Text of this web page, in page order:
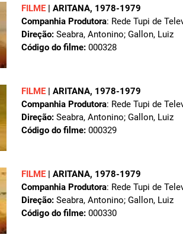
FILME | ARITANA, 1978-1979
Companhia Produtora: Rede Tupi de
Direção: Seabra, Antonino; Gallon, Luiz
Código do filme: 000328
FILME | ARITANA, 1978-1979
Companhia Produtora: Rede Tupi de
Direção: Seabra, Antonino; Gallon, Luiz
Código do filme: 000329
FILME | ARITANA, 1978-1979
Companhia Produtora: Rede Tupi de
Direção: Seabra, Antonino; Gallon, Luiz
Código do filme: 000330